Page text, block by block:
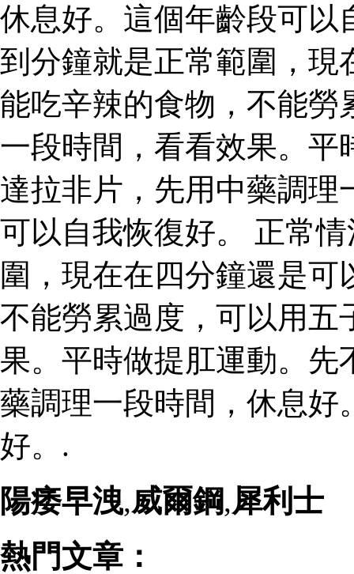
休息好。這個年齡段可以
到分鐘就是正常範圍，現
能吃辛辣的食物，不能勞
一段時間，看看效果。平
達拉非片，先用中藥調理
可以自我恢復好。 正常
圍，現在在四分鐘還是
不能勞累過度，可以用五
果。平時做提肛運動。先
藥調理一段時間，休息好
好。.
陽痿早洩,威爾鋼,犀利士
熱門文章：